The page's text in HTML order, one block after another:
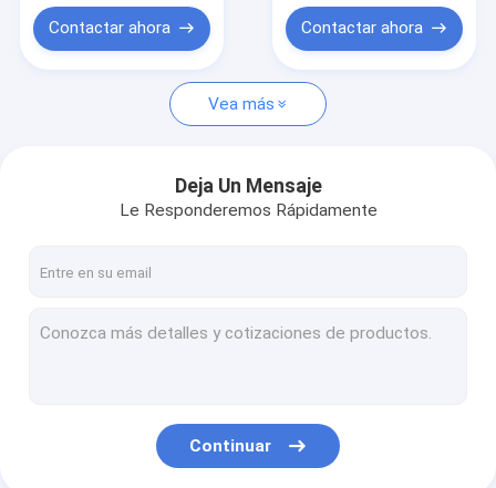
Etiquetas de etiqueta RFID
Etiqueta de inserción de RFID
Etiqueta de cuidado RFID
Etiqueta dura del RFID
Etiqueta de alarma del EAS
Contactar ahora Contactar ahora
Vea más
Deja Un Mensaje
Le Responderemos Rápidamente
Continuar